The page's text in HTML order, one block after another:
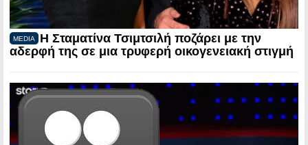
MEDIA
Η Σταματίνα Τσιμτσιλή ποζάρει με την
αδερφή της σε μια τρυφερή οικογενειακή στιγμή